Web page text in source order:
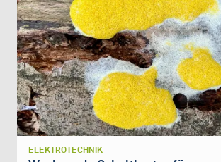
ELEKTROTECHNIK